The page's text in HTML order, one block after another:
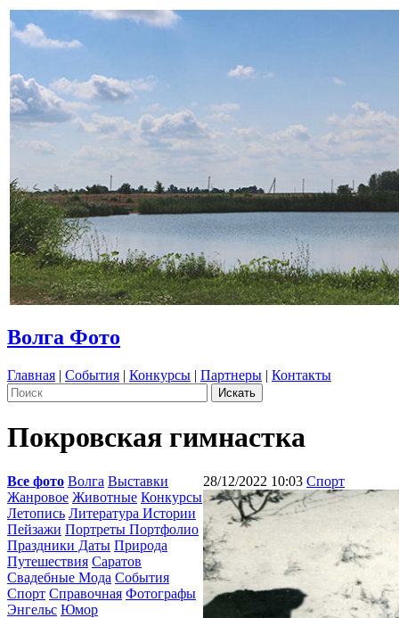
Волга Фото
Главная | События | Конкурсы | Партнеры | Контакты
Покровская гимнастка
Все фото Волга Выставки
Жанровое Животные Конкурсы
Летопись Литература Истории
Пейзажи Портреты Портфолио
Праздники Даты Природа
Путешествия Саратов
Свадебные Мода События
Спорт Справочная Фотографы
Энгельс Юмор
28/12/2022 10:03 Спорт